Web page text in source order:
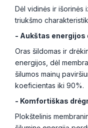
Dėl vidinės ir išorinės
triukšmo
- Aukštas energijos
Oras šildomas ir
energijos, dėl
šilumos mainų
koeficientas iki 90%.
- Komfortiškas
Plokštelinis